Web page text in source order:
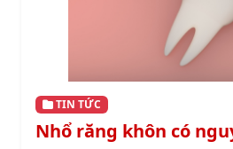
TIN TỨC
Nhổ răng khôn có